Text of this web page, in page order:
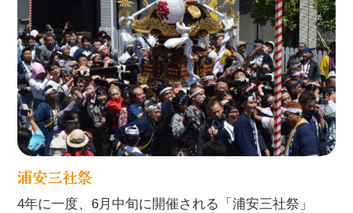
浦安三社祭
4年に一度、6月中旬に開催される「浦安三社祭」